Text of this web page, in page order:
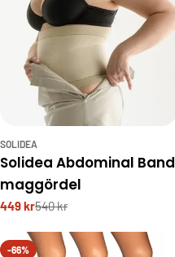
SOLIDEA
Solidea Abdominal Band
maggördel
449 kr540 kr
-66%